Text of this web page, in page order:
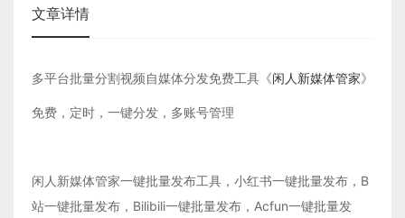
文章详情
多平台批量分割视频自媒体分发免费工具《闲人新媒体管家》
免费，定时，一键分发，多账号管理
闲人新媒体管家一键批量发布工具，小红书一键批量发布，B
站一键批量发布，Bilibili一键批量发布，Acfun一键批量发